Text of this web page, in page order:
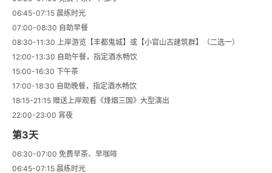
06:45-07:15 晨练时光
07:00-08:30 自助早餐
08:30-11:30 上岸游览【丰都鬼城】或【小官山古建筑群】（二选一）
12:00-13:30 自助午餐，指定酒水畅饮
15:00-16:30 下午茶
17:00-18:30 自助晚餐，指定酒水畅饮
18:15-21:15 赠送上岸观看《烽烟三国》大型演出
22:00-23:00 宵夜
第3天
06:30-07:00 免费早茶、早咖啡
06:45-07:15 晨练时光